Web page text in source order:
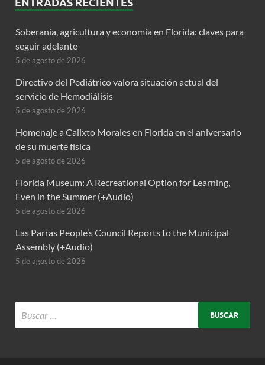
ENTRADAS RECIENTES
Soberanía, agricultura y economía en Florida: claves para
seguir adelante
5 de agosto de 2026
Directivo del Pediátrico valora situación actual del
servicio de Hemodiálisis
5 de agosto de 2026
Homenaje a Calixto Morales en Florida en el aniversario
de su muerte física
5 de agosto de 2026
Florida Museum: A Recreational Option for Learning,
Even in the Summer (+Audio)
5 de agosto de 2026
Las Parras People’s Council Reports to the Municipal
Assembly (+Audio)
5 de agosto de 2026